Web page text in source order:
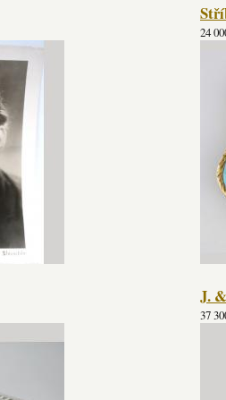
24
J.
37